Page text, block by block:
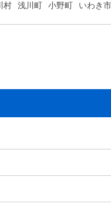
村 浅川町 小野町 いわき市